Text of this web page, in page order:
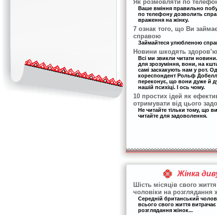
Як розмовляти по
Ваше вміння правильно
по телефону дозволить
враження на жінку.
7 ознак того, що Ви
справою
Займайтеся улюбленою
Новини шкодять здоров’ю
Всі ми звикли читати новини.
для зрозуміння, вони, на
самі заскакують нам у рот.
кореспондент Рольф
переконує, що вони дуже й
нашій психіці. І ось чому.
10 простих ідей як
отримувати від цього
Не читайте тільки тому, що
читайте для задоволення.
Жінка
Шість місяців свого
чоловіки на розглядання
Середній британський
всього свого життя витрачає
розглядання жінок...